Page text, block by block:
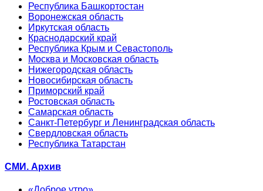
Республика Башкортостан
Воронежская область
Иркутская область
Краснодарский край
Республика Крым и Севастополь
Москва и Московская область
Нижегородская область
Новосибирская область
Приморский край
Ростовская область
Самарская область
Санкт-Петербург и Ленинградская область
Свердловская область
Республика Татарстан
СМИ. Архив